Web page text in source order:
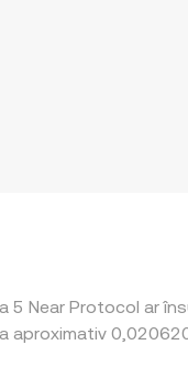
Near Protocol ar
aproximativ